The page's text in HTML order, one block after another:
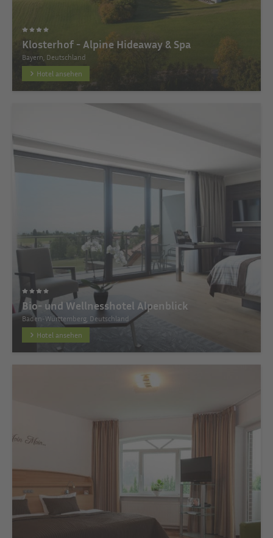
Klosterhof - Alpine Hideaway & Spa
Bayern, Deutschland
Hotel ansehen
Bio- und Wellnesshotel Alpenblick
Baden-Württemberg, Deutschland
Hotel ansehen